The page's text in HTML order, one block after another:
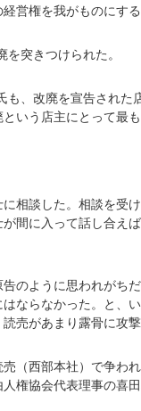
営権を我がものにす
突きつけられた。
、改廃を宣告された
いう店主にとって最
相談した。相談を受
間に入って話し合え
のように思われがち
ならなかった。と、
売があまり露骨に攻
（西部本社）で争わ
権協会代表理事の喜田